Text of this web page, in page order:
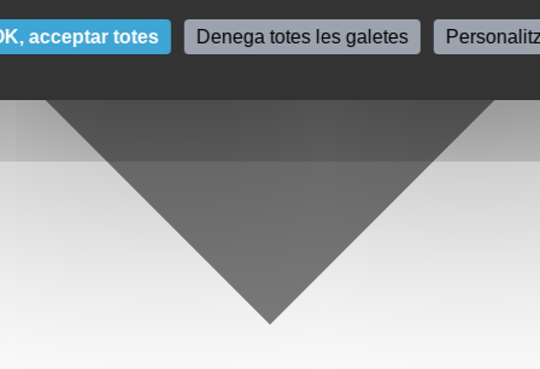
acceptar totes Denega totes les galetes